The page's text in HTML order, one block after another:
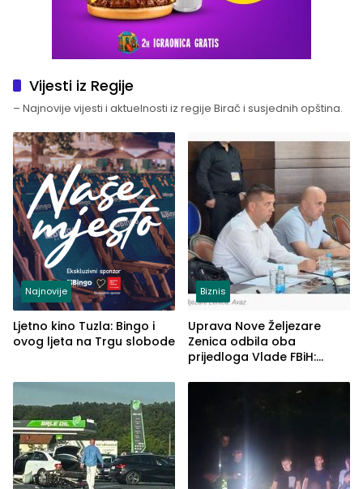
Vijesti iz Regije
– Najnovije vijesti i aktuelnosti iz regije Birač i susjednih opština.
Najnovije
Ljetno kino Tuzla: Bingo i
ovog ljeta na Trgu slobode
Biznis
Uprava Nove Željezare
Zenica odbila oba
prijedloga Vlade FBiH:
rješenje